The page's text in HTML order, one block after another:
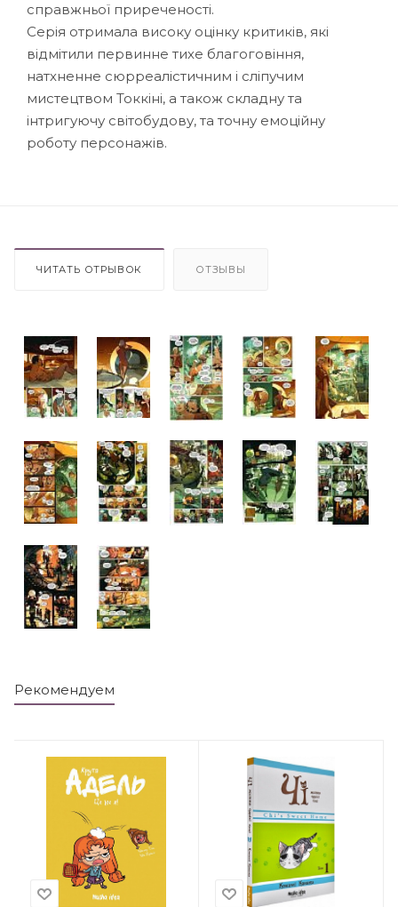
справжньої приреченості.
Серія отримала високу оцінку критиків, які
відмітили первинне тихе благоговіння,
натхненне сюрреалістичним і сліпучим
мистецтвом Токкіні, а також складну та
інтригуючу світобудову, та точну емоційну
роботу персонажів.
ЧИТАТЬ ОТРЫВОК ОТЗЫВЫ
Рекомендуем